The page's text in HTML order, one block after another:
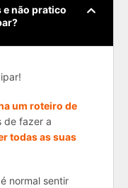
e não pratico
um roteiro de
de fazer a
todas as suas
normal sentir